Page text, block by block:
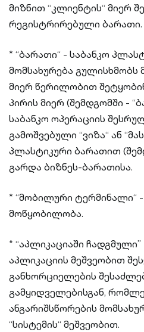
მიზნით “კლიენტის“ მიერ
რეგისტრირებული ბარათი.
* “ბარათი“ - საბანკო
მომსახურება გულისხმობს
მიერ წერილობით
პირის მიერ (შემდგომში -
საბანკო ოპერაციის
გამოშვებული “ვიზა“ ან
პლასტიკური ბარათით
გარდა ბიზნეს-ბარათისა.
* “მობილური ტერმინალი“
მოწყობილობა.
* “აპლიკაციაში
აპლიკაციის მეშვეობით
განხორციელების
გამყიდველებისგან,
ანგარიშსწორების
“სისტემის“ მეშვეობით.